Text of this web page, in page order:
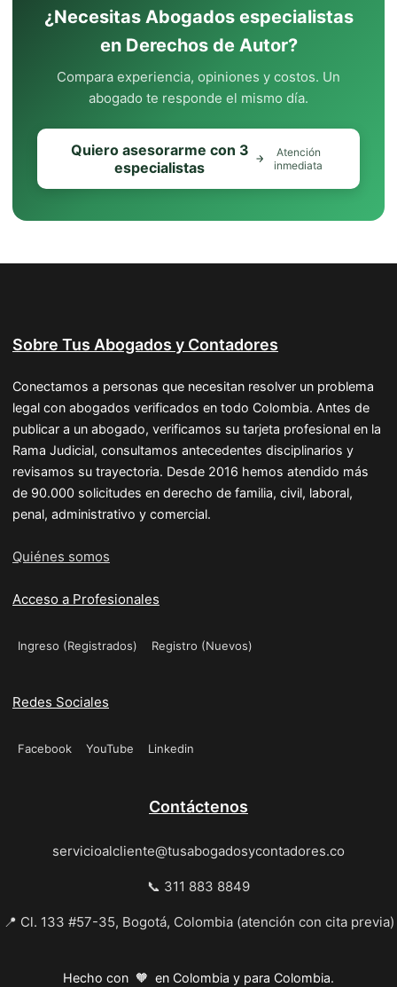
¿Necesitas Abogados especialistas
en Derechos de Autor?
Compara experiencia, opiniones y costos. Un
abogado te responde el mismo día.
Quiero asesorarme con 3
especialistas
Atención
inmediata
Sobre Tus Abogados y Contadores
Conectamos a personas que necesitan resolver un problema
legal con abogados verificados en todo Colombia. Antes de
publicar a un abogado, verificamos su tarjeta profesional en la
Rama Judicial, consultamos antecedentes disciplinarios y
revisamos su trayectoria. Desde 2016 hemos atendido más
de 90.000 solicitudes en derecho de familia, civil, laboral,
penal, administrativo y comercial.
Quiénes somos
Acceso a Profesionales
Ingreso (Registrados) Registro (Nuevos)
Redes Sociales
Facebook YouTube Linkedin
Contáctenos
servicioalcliente@tusabogadosycontadores.co
📞 311 883 8849
📍 Cl. 133 #57-35, Bogotá, Colombia (atención con cita previa)
Hecho con 🧡 en Colombia y para Colombia.